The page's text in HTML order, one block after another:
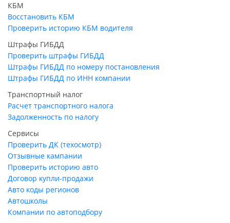
КБМ
Восстановить КБМ
Проверить историю КБМ водителя
Штрафы ГИБДД
Проверить штрафы ГИБДД
Штрафы ГИБДД по номеру постановления
Штрафы ГИБДД по ИНН компании
Транспортный налог
Расчет транспортного налога
Задолженность по налогу
Сервисы
Проверить ДК (техосмотр)
Отзывные кампании
Проверить историю авто
Договор купли-продажи
Авто коды регионов
Автошколы
Компании по автоподбору